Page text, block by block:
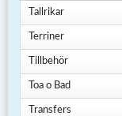
Tallrikar
Terriner
Tillbehör
Toa o Bad
Transfers